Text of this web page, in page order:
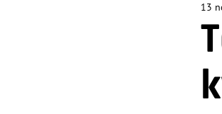
13